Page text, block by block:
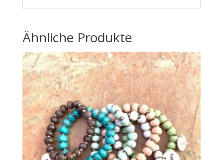
Ähnliche Produkte